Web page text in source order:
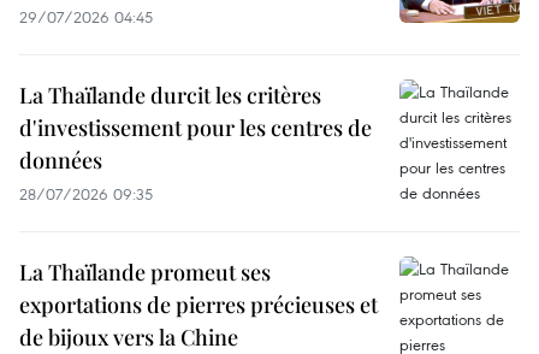
29/07/2026 04:45
La Thaïlande durcit les critères
d'investissement pour les centres de
données
28/07/2026 09:35
La Thaïlande promeut ses
exportations de pierres précieuses et
de bijoux vers la Chine